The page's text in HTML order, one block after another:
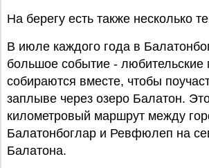
На берегу есть также несколько
В июле каждого года в
большое событие - любительские
собираются вместе, чтобы
заплыве через озеро Балатон.
километровый маршрут между
Балатонбоглар и Ревфюлеп на
Балатона.